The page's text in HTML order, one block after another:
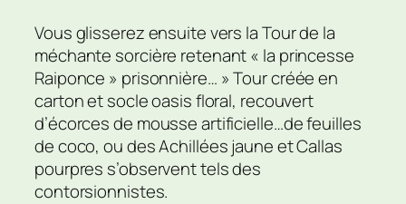
Vous glisserez ensuite vers la Tour de la
méchante sorcière retenant « la princesse
Raiponce » prisonnière… » Tour créée en
carton et socle oasis floral, recouvert
d’écorces de mousse artificielle…de feuilles
de coco, ou des Achillées jaune et Callas
pourpres s’observent tels des
contorsionnistes.